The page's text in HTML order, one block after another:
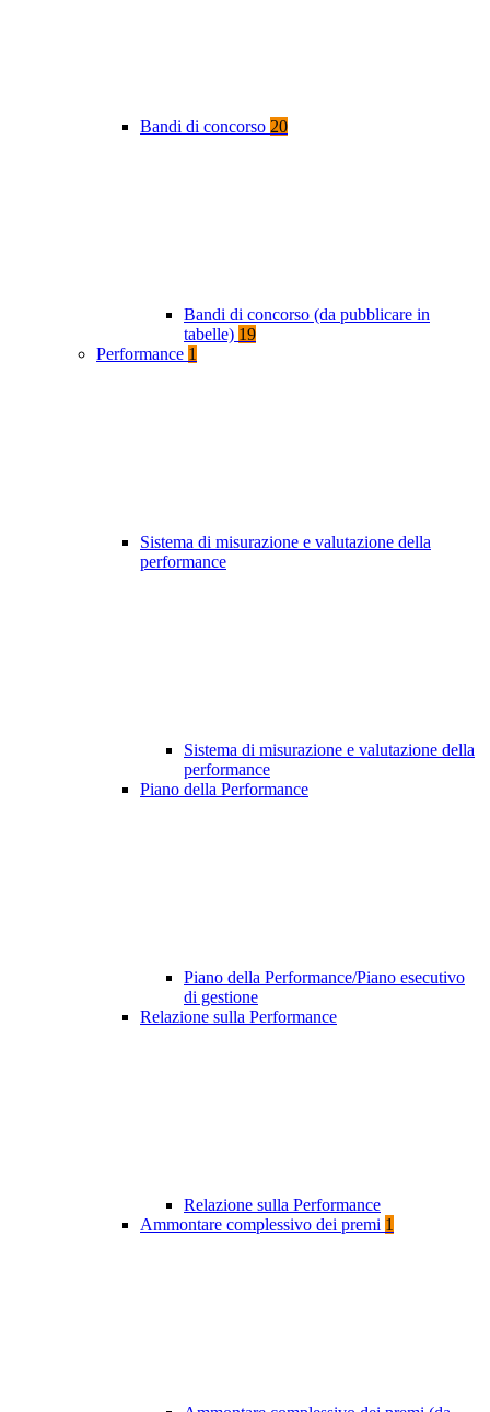
Bandi di concorso 20
Bandi di concorso (da pubblicare in
tabelle) 19
Performance 1
Sistema di misurazione e valutazione della
performance
Sistema di misurazione e valutazione della
performance
Piano della Performance
Piano della Performance/Piano esecutivo
di gestione
Relazione sulla Performance
Relazione sulla Performance
Ammontare complessivo dei premi 1